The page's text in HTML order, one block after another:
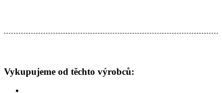
Vykupujeme od těchto výrobců: